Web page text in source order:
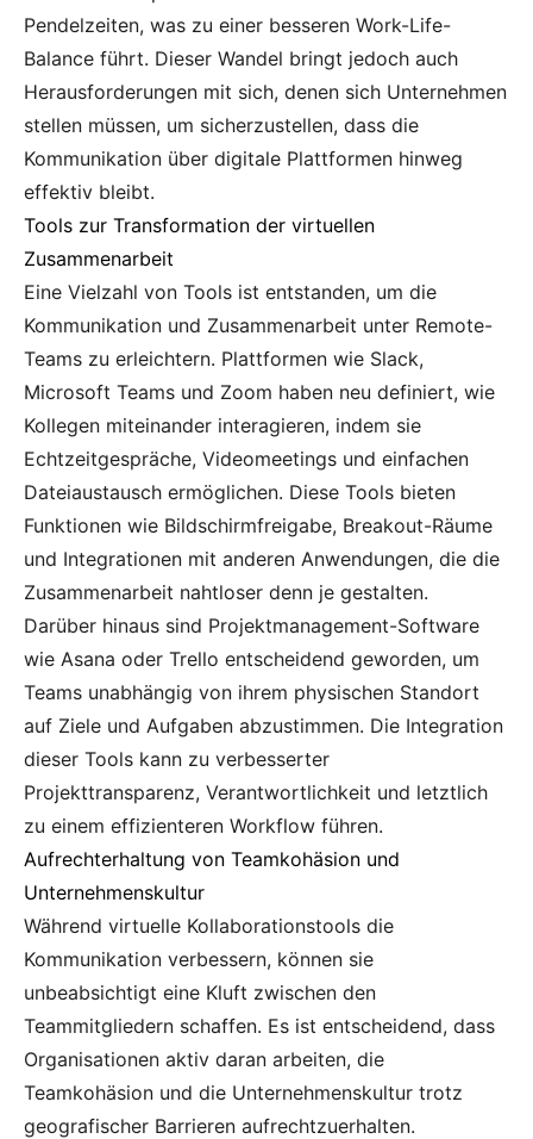
Pendelzeiten, was zu einer besseren Work-Life-
Balance führt. Dieser Wandel bringt jedoch auch
Herausforderungen mit sich, denen sich Unternehmen
stellen müssen, um sicherzustellen, dass die
Kommunikation über digitale Plattformen hinweg
effektiv bleibt.
Tools zur Transformation der virtuellen
Zusammenarbeit
Eine Vielzahl von Tools ist entstanden, um die
Kommunikation und Zusammenarbeit unter Remote-
Teams zu erleichtern. Plattformen wie Slack,
Microsoft Teams und Zoom haben neu definiert, wie
Kollegen miteinander interagieren, indem sie
Echtzeitgespräche, Videomeetings und einfachen
Dateiaustausch ermöglichen. Diese Tools bieten
Funktionen wie Bildschirmfreigabe, Breakout-Räume
und Integrationen mit anderen Anwendungen, die die
Zusammenarbeit nahtloser denn je gestalten.
Darüber hinaus sind Projektmanagement-Software
wie Asana oder Trello entscheidend geworden, um
Teams unabhängig von ihrem physischen Standort
auf Ziele und Aufgaben abzustimmen. Die Integration
dieser Tools kann zu verbesserter
Projekttransparenz, Verantwortlichkeit und letztlich
zu einem effizienteren Workflow führen.
Aufrechterhaltung von Teamkohäsion und
Unternehmenskultur
Während virtuelle Kollaborationstools die
Kommunikation verbessern, können sie
unbeabsichtigt eine Kluft zwischen den
Teammitgliedern schaffen. Es ist entscheidend, dass
Organisationen aktiv daran arbeiten, die
Teamkohäsion und die Unternehmenskultur trotz
geografischer Barrieren aufrechtzuerhalten.